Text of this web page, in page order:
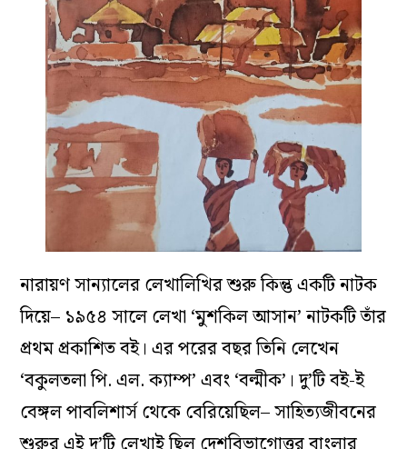
নারায়ণ সান্যালের লেখালিখির শুরু কিন্তু একটি নাটক
দিয়ে– ১৯৫৪ সালে লেখা ‘মুশকিল আসান’ নাটকটি তাঁর
প্রথম প্রকাশিত বই। এর পরের বছর তিনি লেখেন
‘বকুলতলা পি. এল. ক্যাম্প’ এবং ‘বল্মীক’। দু’টি বই-ই
বেঙ্গল পাবলিশার্স থেকে বেরিয়েছিল– সাহিত্যজীবনের